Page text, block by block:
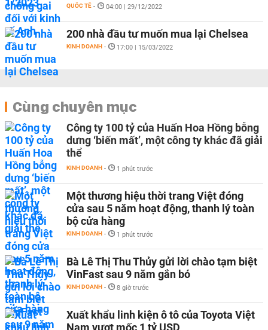
QUỐC TẾ - 04:00 | 29/12/2022
200 nhà đầu tư muốn mua lại Chelsea
KINH DOANH - 17:00 | 15/03/2022
Cùng chuyên mục
Công ty 100 tỷ của Huấn Hoa Hồng bỗng
dưng ‘biến mất’, một công ty khác đã giải
thể
KINH DOANH - 1 phút trước
Một thương hiệu thời trang Việt đóng
cửa sau 5 năm hoạt động, thanh lý toàn
bộ cửa hàng
KINH DOANH - 1 phút trước
Bà Lê Thị Thu Thủy gửi lời chào tạm biệt
VinFast sau 9 năm gắn bó
KINH DOANH - 8 giờ trước
Xuất khẩu linh kiện ô tô của Toyota Việt
Nam vượt mốc 1 tỷ USD